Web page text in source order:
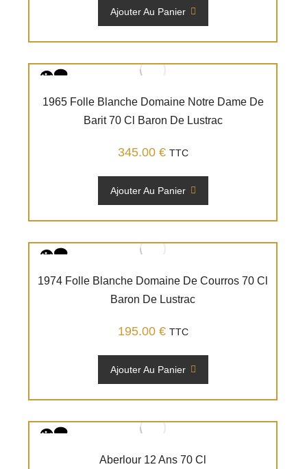
Ajouter Au Panier
1965 Folle Blanche Domaine Notre Dame De
Barit 70 Cl Baron De Lustrac
345.00 € TTC
Ajouter Au Panier
1974 Folle Blanche Domaine De Courros 70 Cl
Baron De Lustrac
195.00 € TTC
Ajouter Au Panier
Aberlour 12 Ans 70 Cl